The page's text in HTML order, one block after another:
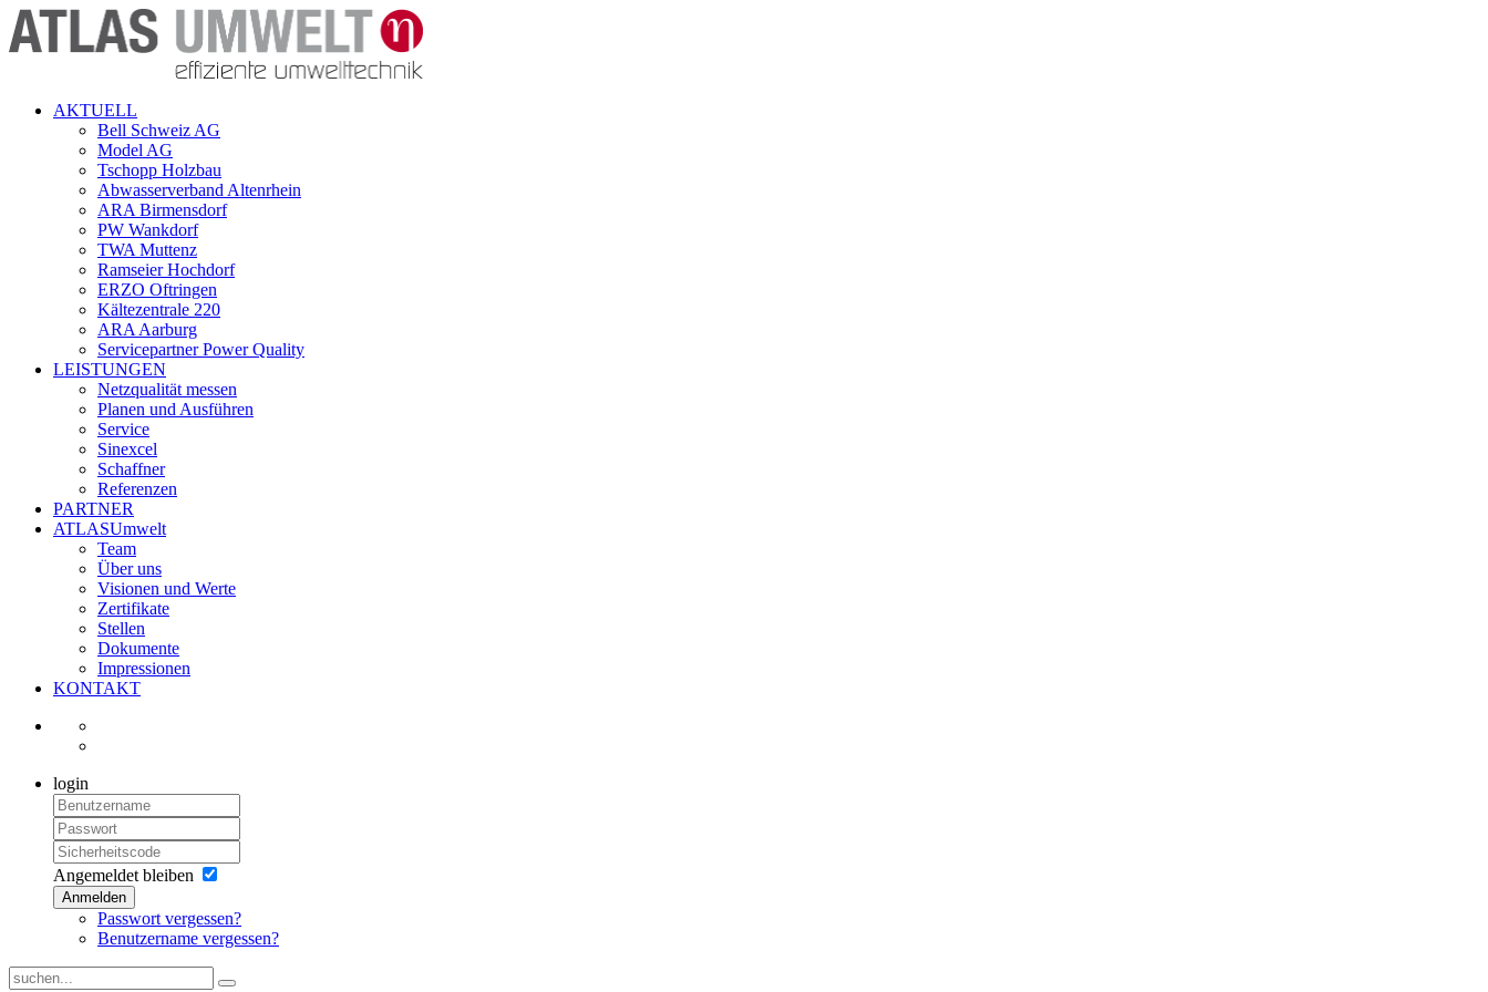
AKTUELL
Bell Schweiz AG
Model AG
Tschopp Holzbau
Abwasserverband Altenrhein
ARA Birmensdorf
PW Wankdorf
TWA Muttenz
Ramseier Hochdorf
ERZO Oftringen
Kältezentrale 220
ARA Aarburg
Servicepartner Power Quality
LEISTUNGEN
Netzqualität messen
Planen und Ausführen
Service
Sinexcel
Schaffner
Referenzen
PARTNER
ATLASUmwelt
Team
Über uns
Visionen und Werte
Zertifikate
Stellen
Dokumente
Impressionen
KONTAKT
login
Angemeldet bleiben
Anmelden
Passwort vergessen?
Benutzername vergessen?